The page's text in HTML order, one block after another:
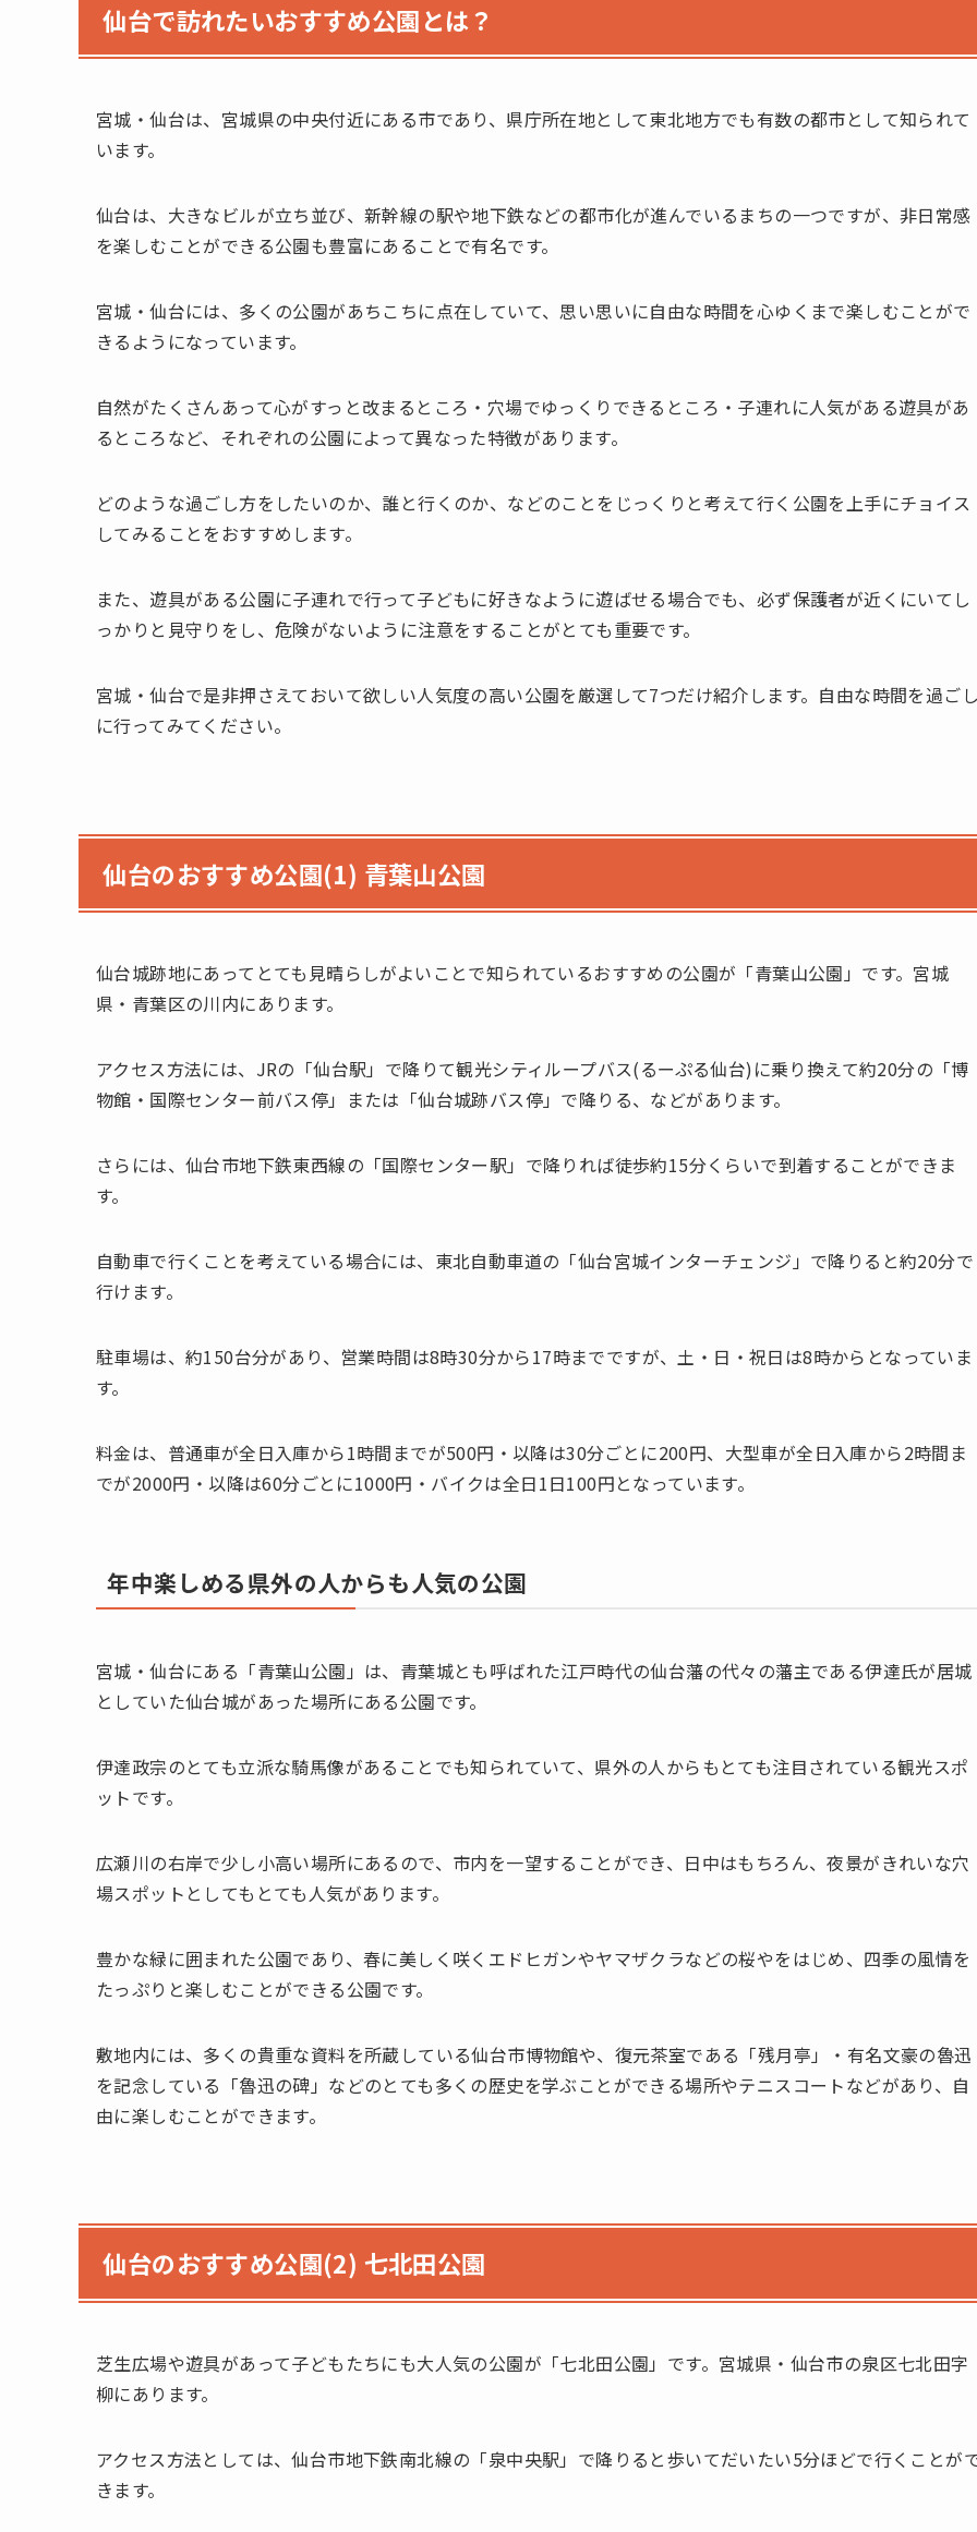
仙台で訪れたいおすすめ公園とは？
宮城・仙台は、宮城県の中央付近にある市であり、県庁所在地として東北地方でも有数の都市として知られて
います。
仙台は、大きなビルが立ち並び、新幹線の駅や地下鉄などの都市化が進んでいるまちの一つですが、非日常感
を楽しむことができる公園も豊富にあることで有名です。
宮城・仙台には、多くの公園があちこちに点在していて、思い思いに自由な時間を心ゆくまで楽しむことがで
きるようになっています。
自然がたくさんあって心がすっと改まるところ・穴場でゆっくりできるところ・子連れに人気がある遊具があ
るところなど、それぞれの公園によって異なった特徴があります。
どのような過ごし方をしたいのか、誰と行くのか、などのことをじっくりと考えて行く公園を上手にチョイス
してみることをおすすめします。
また、遊具がある公園に子連れで行って子どもに好きなように遊ばせる場合でも、必ず保護者が近くにいてし
っかりと見守りをし、危険がないように注意をすることがとても重要です。
宮城・仙台で是非押さえておいて欲しい人気度の高い公園を厳選して7つだけ紹介します。自由な時間を過ご
に行ってみてください。
仙台のおすすめ公園(1) 青葉山公園
仙台城跡地にあってとても見晴らしがよいことで知られているおすすめの公園が「青葉山公園」です。宮城
県・青葉区の川内にあります。
アクセス方法には、JRの「仙台駅」で降りて観光シティループバス(るーぷる仙台)に乗り換えて約20分の「博
物館・国際センター前バス停」または「仙台城跡バス停」で降りる、などがあります。
さらには、仙台市地下鉄東西線の「国際センター駅」で降りれば徒歩約15分くらいで到着することができま
す。
自動車で行くことを考えている場合には、東北自動車道の「仙台宮城インターチェンジ」で降りると約20分で
行けます。
駐車場は、約150台分があり、営業時間は8時30分から17時までですが、土・日・祝日は8時からとなっていま
す。
料金は、普通車が全日入庫から1時間までが500円・以降は30分ごとに200円、大型車が全日入庫から2時間ま
でが2000円・以降は60分ごとに1000円・バイクは全日1日100円となっています。
年中楽しめる県外の人からも人気の公園
宮城・仙台にある「青葉山公園」は、青葉城とも呼ばれた江戸時代の仙台藩の代々の藩主である伊達氏が居城
としていた仙台城があった場所にある公園です。
伊達政宗のとても立派な騎馬像があることでも知られていて、県外の人からもとても注目されている観光スポ
ットです。
広瀬川の右岸で少し小高い場所にあるので、市内を一望することができ、日中はもちろん、夜景がきれいな穴
場スポットとしてもとても人気があります。
豊かな緑に囲まれた公園であり、春に美しく咲くエドヒガンやヤマザクラなどの桜やをはじめ、四季の風情を
たっぷりと楽しむことができる公園です。
敷地内には、多くの貴重な資料を所蔵している仙台市博物館や、復元茶室である「残月亭」・有名文豪の魯迅
を記念している「魯迅の碑」などのとても多くの歴史を学ぶことができる場所やテニスコートなどがあり、自
由に楽しむことができます。
仙台のおすすめ公園(2) 七北田公園
芝生広場や遊具があって子どもたちにも大人気の公園が「七北田公園」です。宮城県・仙台市の泉区七北田字
柳にあります。
アクセス方法としては、仙台市地下鉄南北線の「泉中央駅」で降りると歩いてだいたい5分ほどで行くことが
きます。